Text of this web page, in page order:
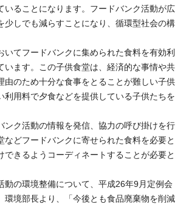
いることになります。フードバンク活動が広
少しでも減らすことになり、循環型社会の構
いてフードバンクに集められた食料を有効利
います。この子供食堂は、経済的な事情や共
由のため十分な食事をとることが難しい子供
利用料で夕食などを提供している子供たちを
ンク活動の情報を発信、協力の呼び掛けを行
などフードバンクに寄せられた食料を必要と
できるようコーディネートすることが必要と
動の環境整備について、平成26年9月定例会
環境部長より、「今後とも食品廃棄物を削減